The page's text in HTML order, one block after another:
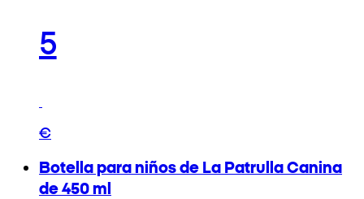
5
€
Botella para niños de La Patrulla Canina
de 450 ml